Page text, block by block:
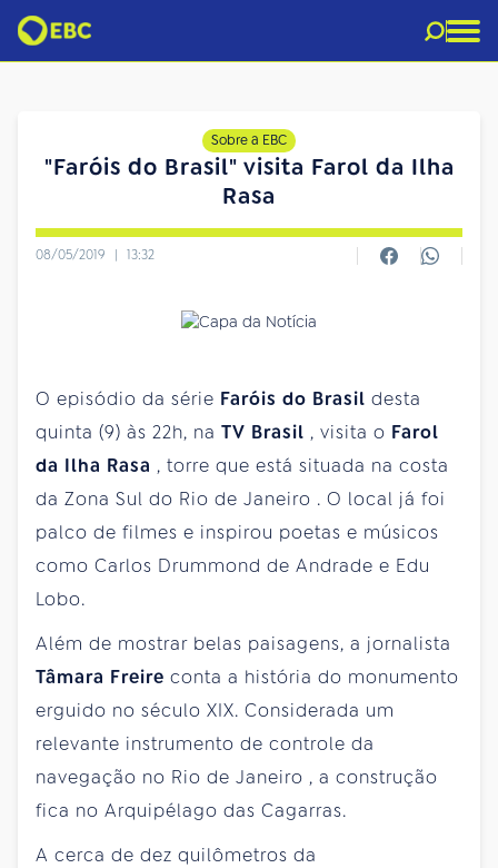
Sobre a EBC
"Faróis do Brasil" visita Farol da Ilha
Rasa
08/05/2019 | 13:32
O episódio da série Faróis do Brasil desta
quinta (9) às 22h, na TV Brasil , visita o Farol
da Ilha Rasa , torre que está situada na costa
da Zona Sul do Rio de Janeiro . O local já foi
palco de filmes e inspirou poetas e músicos
como Carlos Drummond de Andrade e Edu
Lobo.
Além de mostrar belas paisagens, a jornalista
Tâmara Freire conta a história do monumento
erguido no século XIX. Considerada um
relevante instrumento de controle da
navegação no Rio de Janeiro , a construção
fica no Arquipélago das Cagarras.
A cerca de dez quilômetros da